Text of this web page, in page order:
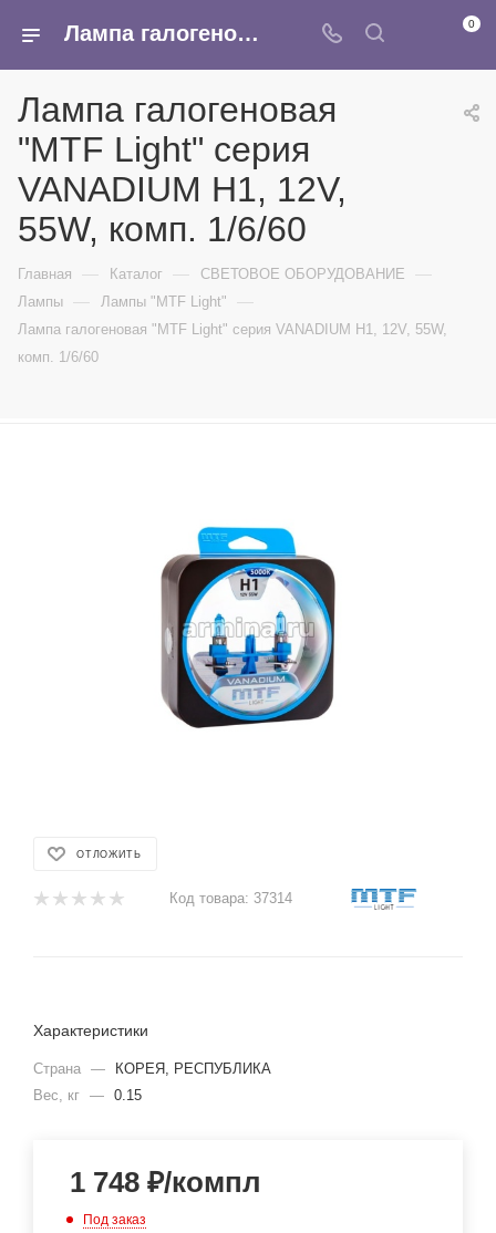
Лампа галогеновая "MTF Light" серия VANADIUM H1, 12V, 55W, комп. 1/6/60 - купить в интернет-магазине Армина 0
Лампа галогеновая
"MTF Light" серия
VANADIUM H1, 12V,
55W, комп. 1/6/60
Главная — Каталог — СВЕТОВОЕ ОБОРУДОВАНИЕ —
Лампы — Лампы "MTF Light" —
Лампа галогеновая "MTF Light" серия VANADIUM H1, 12V, 55W,
комп. 1/6/60
ОТЛОЖИТЬ
Код товара: 37314
Характеристики
Страна —
КОРЕЯ, РЕСПУБЛИКА
Вес, кг — 0.15
1 748 ₽/компл
Под заказ